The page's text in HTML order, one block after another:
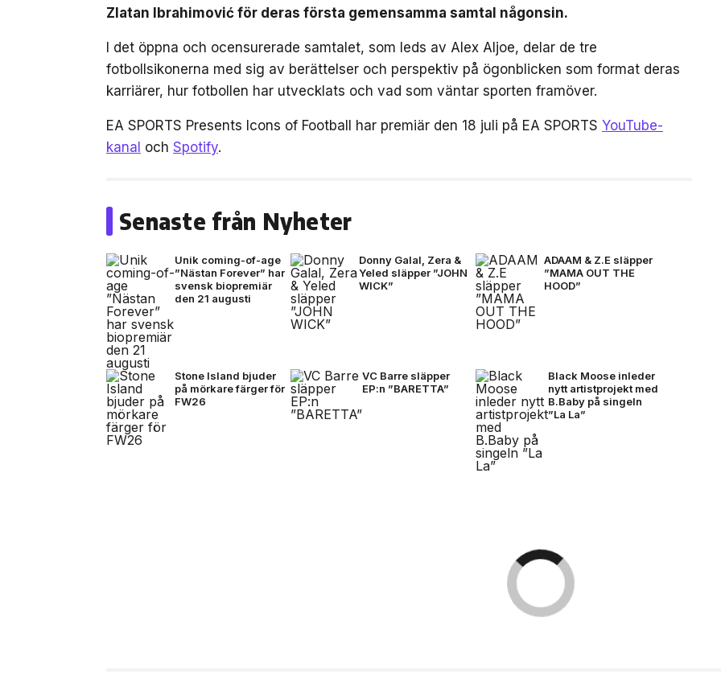
Zlatan Ibrahimović för deras första gemensamma samtal någonsin.
I det öppna och ocensurerade samtalet, som leds av Alex Aljoe, delar de tre
fotbollsikonerna med sig av berättelser och perspektiv på ögonblicken som format deras
karriärer, hur fotbollen har utvecklats och vad som väntar sporten framöver.
EA SPORTS Presents Icons of Football har premiär den 18 juli på EA SPORTS YouTube-
kanal och Spotify.
Senaste från Nyheter
Unik coming-of-age
”Nästan Forever” har
svensk biopremiär
den 21 augusti
Donny Galal, Zera &
Yeled släpper ”JOHN
WICK”
ADAAM & Z.E släpper
”MAMA OUT THE
HOOD”
Stone Island bjuder
på mörkare färger för
FW26
VC Barre släpper
EP:n ”BARETTA”
Black Moose inleder
nytt artistprojekt med
B.Baby på singeln
”La La”